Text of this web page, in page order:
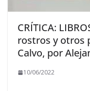
CRÍTICA:
rostros y otros
Calvo, por
10/06/2022